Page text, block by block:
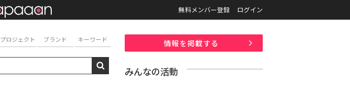
無料メンバー登録 ログイン
プロジェクト ブランド キーワード 情報を掲載する
みんなの活動